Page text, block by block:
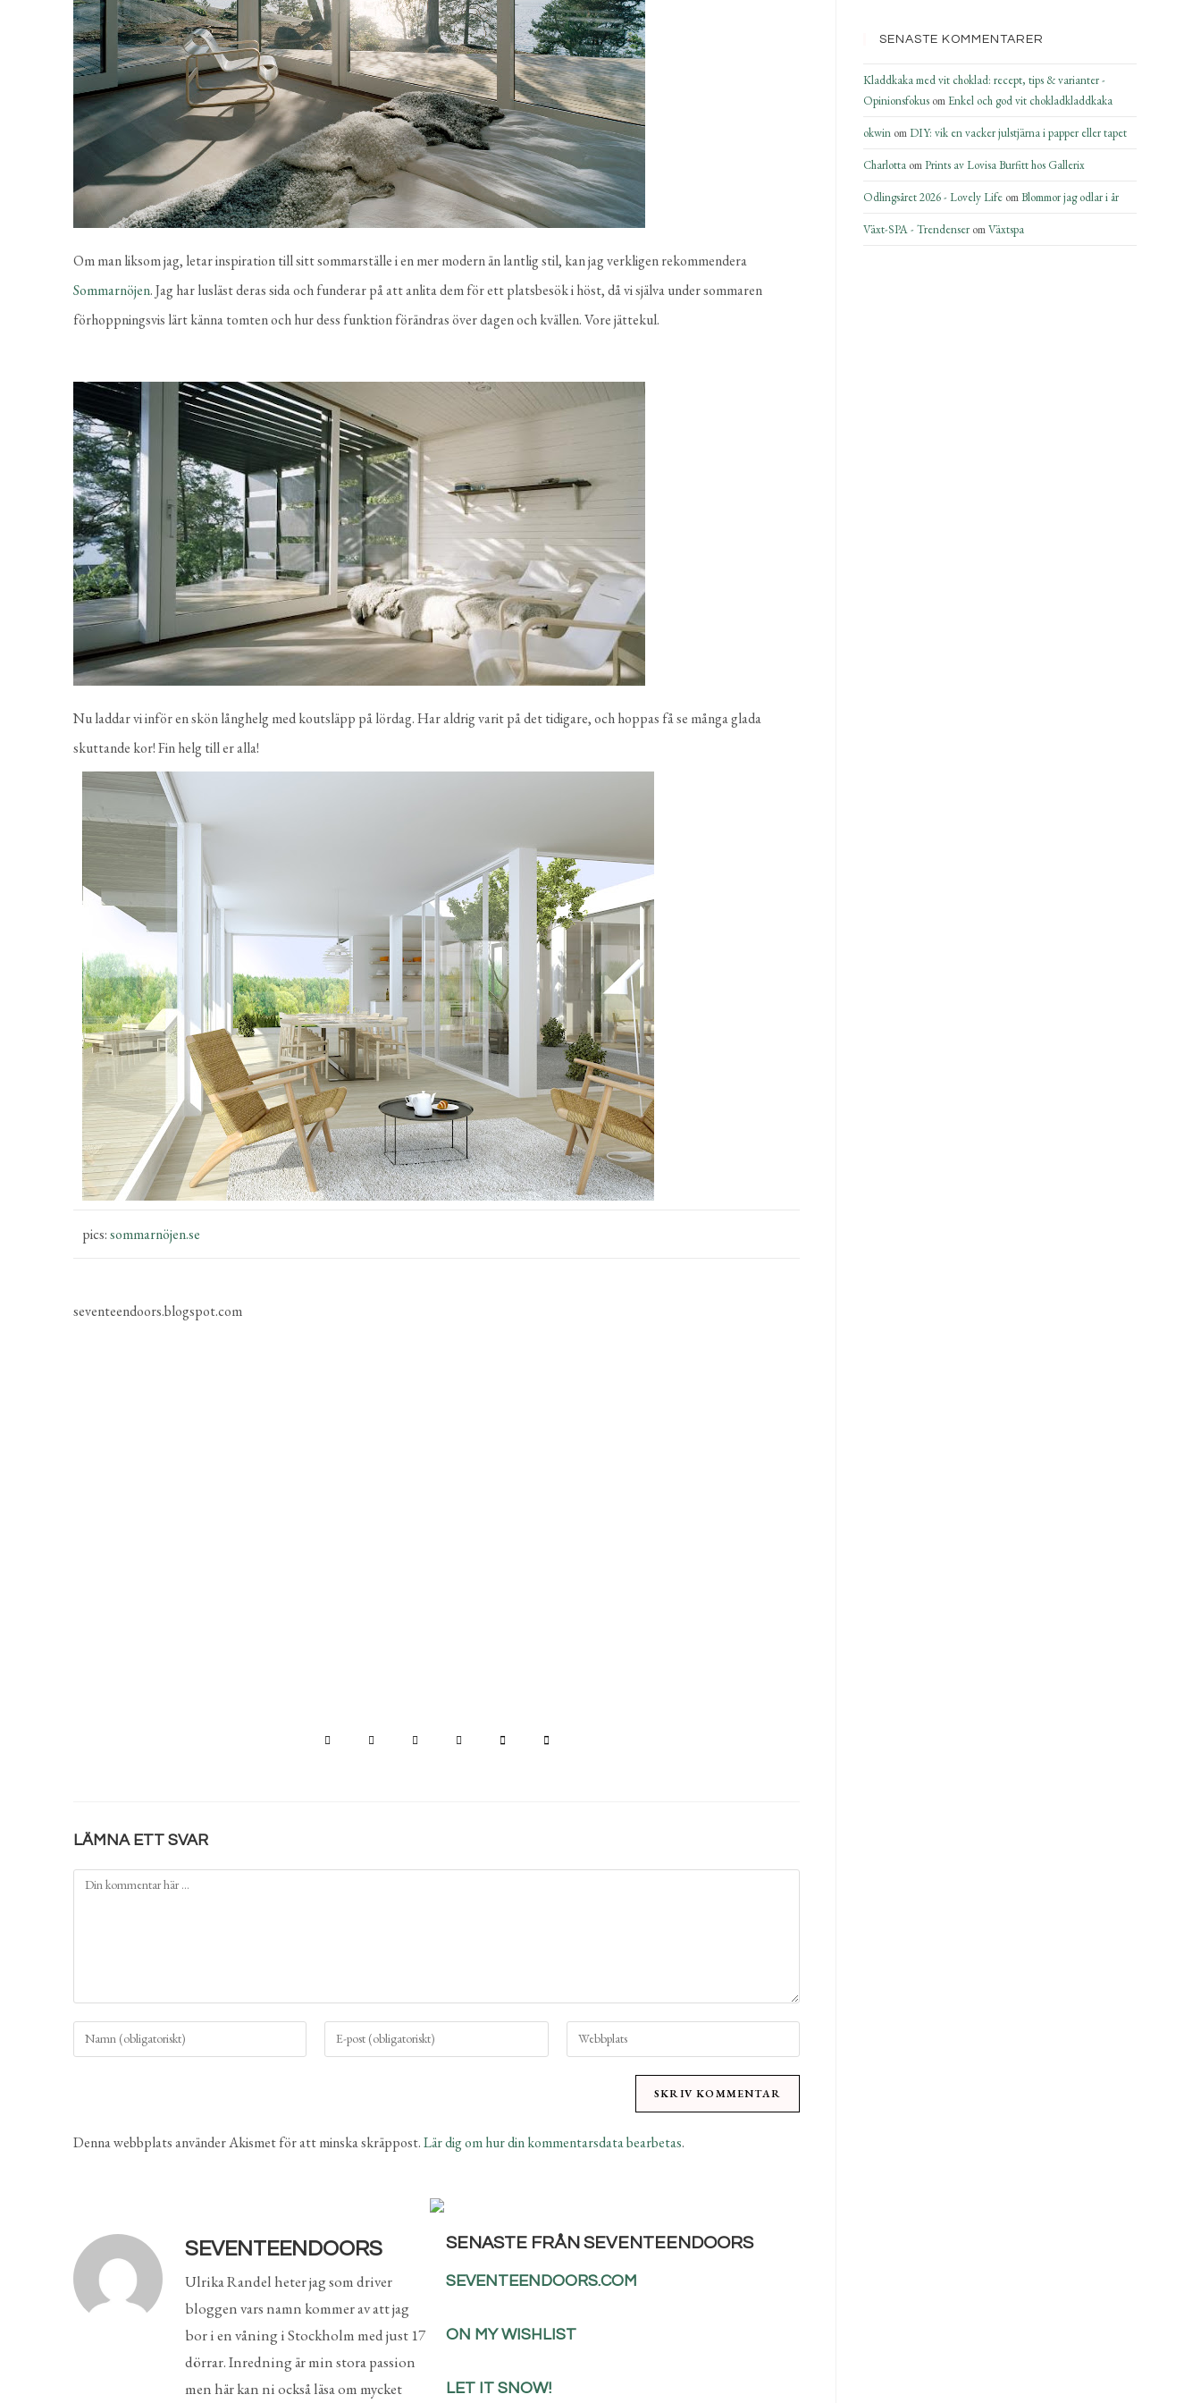
Om man liksom jag, letar inspiration till sitt sommarställe i en mer modern än lantlig stil, kan jag verkligen rekommendera
Sommarnöjen. Jag har lusläst deras sida och funderar på att anlita dem för ett platsbesök i höst, då vi själva under sommaren
förhoppningsvis lärt känna tomten och hur dess funktion förändras över dagen och kvällen. Vore jättekul.
Nu laddar vi inför en skön långhelg med koutsläpp på lördag. Har aldrig varit på det tidigare, och hoppas få se många glada
skuttande kor! Fin helg till er alla!
pics:sommarnöjen.se
seventeendoors.blogspot.com
LÄMNA ETT SVAR
Denna webbplats använder Akismet för att minska skräppost.Lär dig om hur din kommentarsdata bearbetas.
SEVENTEENDOORS
Ulrika Randel heter jag som driver
bloggen vars namn kommer av att jag
bor i en våning i Stockholm med just 17
dörrar. Inredning är min stora passion
men här kan ni också läsa om mycket
SENASTE FRÅN SEVENTEENDOORS
SEVENTEENDOORS.COM
ON MY WISHLIST
LET IT SNOW!
SENASTE KOMMENTARER
Kladdkaka med vit choklad: recept, tips & varianter -
Opinionsfokus omEnkel och god vit chokladkladdkaka
okwin omDIY: vik en vacker julstjärna i papper eller tapet
Charlotta omPrints av Lovisa Burfitt hos Gallerix
Odlingsåret 2026 - Lovely Life omBlommor jag odlar i år
Växt-SPA - Trendenser omVäxtspa